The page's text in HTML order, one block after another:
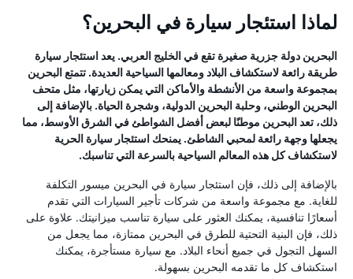
لماذا استئجار سيارة في البحرين؟
البحرين دولة جزرية صغيرة تقع في الخليج العربي. يعد استئجار سيارة
طريقة رائعة لاستكشاف البلاد ومعالمها السياحية العديدة. تتمتع البحرين
بمجموعة واسعة من الأنشطة والأماكن التي يمكن زيارتها، مثل متحف
البحرين الوطني، وحلبة البحرين الدولية، وشجرة الحياة. بالإضافة إلى
ذلك، تعد البحرين موطنًا لبعض أفضل الشواطئ في الشرق الأوسط، مما
يجعلها وجهة رائعة لمحبي الشاطئ. يمنحك استئجار سيارة الحرية
لاستكشاف كل هذه المعالم السياحية بالسرعة التي تناسبك.
بالإضافة إلى ذلك، فإن استئجار سيارة في البحرين ميسور التكلفة
للغاية. مع مجموعة واسعة من شركات تأجير السيارات التي تقدم
أسعارًا تنافسية، يمكنك العثور على سيارة تناسب ميزانيتك. علاوة على
ذلك، فإن البنية التحتية للطرق في البحرين ممتازة، مما يجعل من
السهل التجول في جميع أنحاء البلاد. مع سيارة مستأجرة، يمكنك
استكشاف كل ما تقدمه البحرين بسهولة.